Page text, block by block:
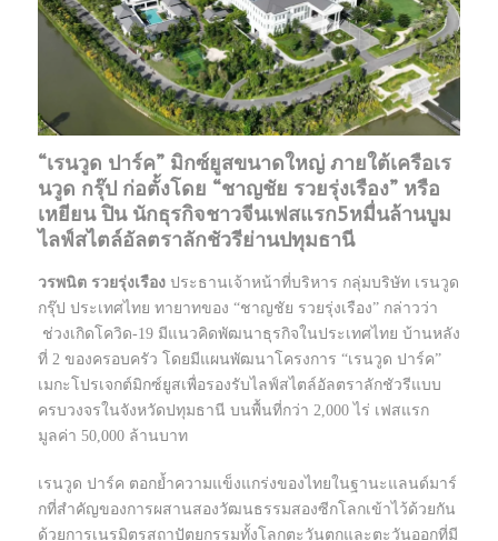
“เรนวูด ปาร์ค” มิกซ์ยูสขนาดใหญ่ ภายใต้เครือเร
นวูด กรุ๊ป ก่อตั้งโดย “ชาญชัย รวยรุ่งเรือง” หรือ
เหยียน ปิน นักธุรกิจชาวจีนเฟสแรก5หมื่นล้านบูม
ไลฟ์สไตล์อัลตราลักชัวรีย่านปทุมธานี
วรพนิต รวยรุ่งเรือง ประธานเจ้าหน้าที่บริหาร กลุ่มบริษัท เรนวูด
กรุ๊ป ประเทศไทย ทายาทของ “ชาญชัย รวยรุ่งเรือง” กล่าวว่า
ช่วงเกิดโควิด-19 มีแนวคิดพัฒนาธุรกิจในประเทศไทย บ้านหลัง
ที่ 2 ของครอบครัว โดยมีแผนพัฒนาโครงการ “เรนวูด ปาร์ค”
เมกะโปรเจกต์มิกซ์ยูสเพื่อรองรับไลฟ์สไตล์อัลตราลักชัวรีแบบ
ครบวงจรในจังหวัดปทุมธานี บนพื้นที่กว่า 2,000 ไร่ เฟสแรก
มูลค่า 50,000 ล้านบาท
เรนวูด ปาร์ค ตอกย้ำความแข็งแกร่งของไทยในฐานะแลนด์มาร์
กที่สำคัญของการผสานสองวัฒนธรรมสองซีกโลกเข้าไว้ด้วยกัน
ด้วยการเนรมิตรสถาปัตยกรรมทั้งโลกตะวันตกและตะวันออกที่มี